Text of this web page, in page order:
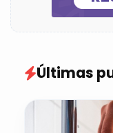
Últimas